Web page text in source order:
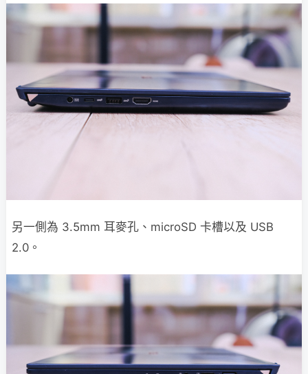
另一側為 3.5mm 耳麥孔、microSD 卡槽以及 USB
2.0。